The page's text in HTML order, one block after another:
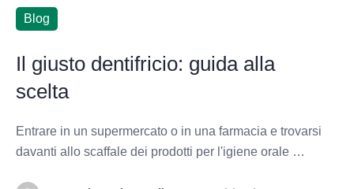
Blog
Il giusto dentifricio: guida alla
scelta
Entrare in un supermercato o in una farmacia e trovarsi
davanti allo scaffale dei prodotti per l'igiene orale …